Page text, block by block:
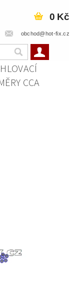
obchod@hot-fix.cz
0 Kč
CCA